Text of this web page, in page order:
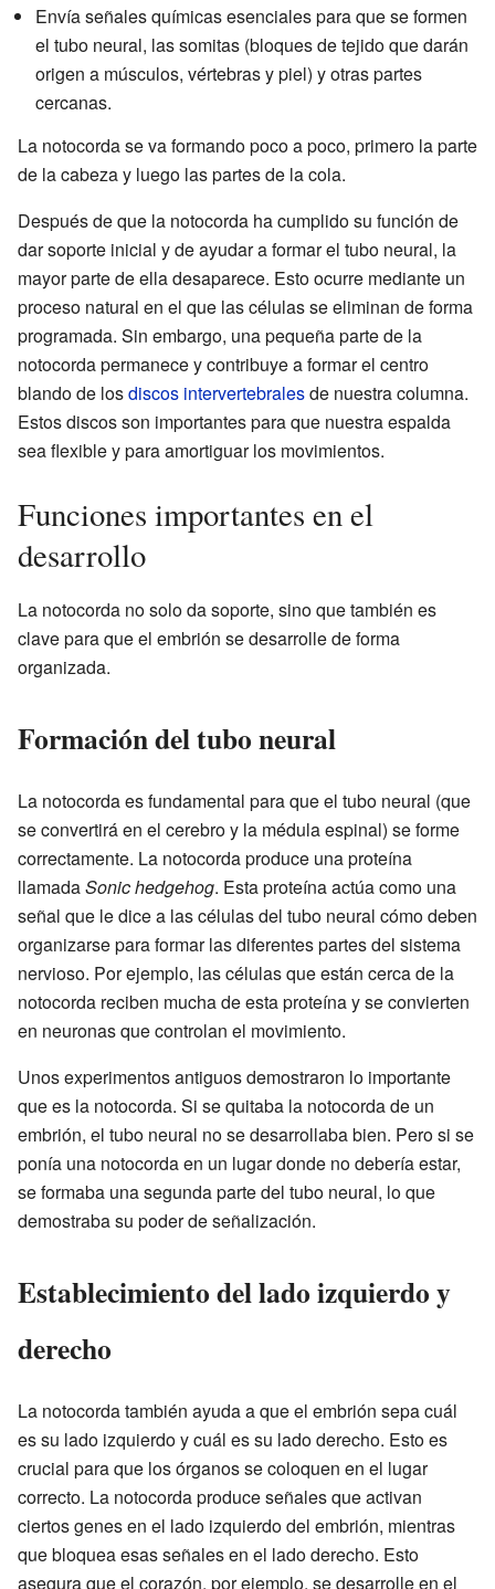
Envía señales químicas esenciales para que se formen
el tubo neural, las somitas (bloques de tejido que darán
origen a músculos, vértebras y piel) y otras partes
cercanas.
La notocorda se va formando poco a poco, primero la parte
de la cabeza y luego las partes de la cola.
Después de que la notocorda ha cumplido su función de
dar soporte inicial y de ayudar a formar el tubo neural, la
mayor parte de ella desaparece. Esto ocurre mediante un
proceso natural en el que las células se eliminan de forma
programada. Sin embargo, una pequeña parte de la
notocorda permanece y contribuye a formar el centro
blando de losdiscos intervertebralesde nuestra columna.
Estos discos son importantes para que nuestra espalda
sea flexible y para amortiguar los movimientos.
Funciones importantes en el
desarrollo
La notocorda no solo da soporte, sino que también es
clave para que el embrión se desarrolle de forma
organizada.
Formación del tubo neural
La notocorda es fundamental para que el tubo neural (que
se convertirá en el cerebro y la médula espinal) se forme
correctamente. La notocorda produce una proteína
llamadaSonic hedgehog. Esta proteína actúa como una
señal que le dice a las células del tubo neural cómo deben
organizarse para formar las diferentes partes del sistema
nervioso. Por ejemplo, las células que están cerca de la
notocorda reciben mucha de esta proteína y se convierten
en neuronas que controlan el movimiento.
Unos experimentos antiguos demostraron lo importante
que es la notocorda. Si se quitaba la notocorda de un
embrión, el tubo neural no se desarrollaba bien. Pero si se
ponía una notocorda en un lugar donde no debería estar,
se formaba una segunda parte del tubo neural, lo que
demostraba su poder de señalización.
Establecimiento del lado izquierdo y
derecho
La notocorda también ayuda a que el embrión sepa cuál
es su lado izquierdo y cuál es su lado derecho. Esto es
crucial para que los órganos se coloquen en el lugar
correcto. La notocorda produce señales que activan
ciertos genes en el lado izquierdo del embrión, mientras
que bloquea esas señales en el lado derecho. Esto
asegura que el corazón, por ejemplo, se desarrolle en el